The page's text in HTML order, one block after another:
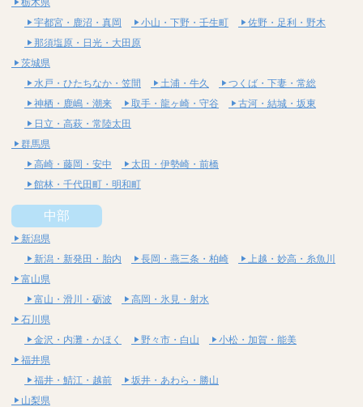
栃木県
宇都宮・鹿沼・真岡
小山・下野・壬生町
佐野・足利・野木
那須塩原・日光・大田原
茨城県
水戸・ひたちなか・笠間
土浦・牛久
つくば・下妻・常総
神栖・鹿嶋・潮来
取手・龍ヶ崎・守谷
古河・結城・坂東
日立・高萩・常陸太田
群馬県
高崎・藤岡・安中
太田・伊勢崎・前橋
館林・千代田町・明和町
中部
新潟県
新潟・新発田・胎内
長岡・燕三条・柏崎
上越・妙高・糸魚川
富山県
富山・滑川・砺波
高岡・氷見・射水
石川県
金沢・内灘・かほく
野々市・白山
小松・加賀・能美
福井県
福井・鯖江・越前
坂井・あわら・勝山
山梨県